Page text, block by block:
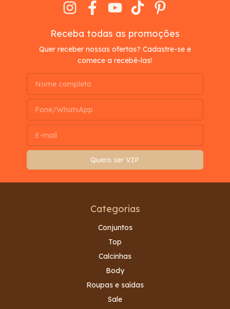
Receba todas as promoções
Quer receber nossas ofertas? Cadastre-se e
comece a recebê-las!
Categorias
Conjuntos
Top
Calcinhas
Body
Roupas e saídas
Sale